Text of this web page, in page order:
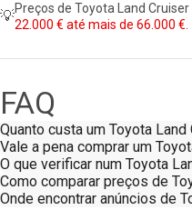
💡Preços de Toyota Land
22.000 € até mais de 66.000 €.
FAQ
Quanto custa um Toyota Land
Vale a pena comprar um
O que verificar num Toyota
Como comparar preços de
Onde encontrar anúncios de